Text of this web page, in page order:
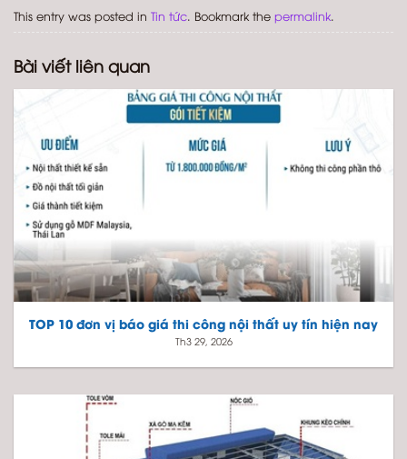
This entry was posted in Tin tức. Bookmark the permalink.
Bài viết liên quan
TOP 10 đơn vị báo giá thi công nội thất uy tín hiện nay
Th3 29, 2026